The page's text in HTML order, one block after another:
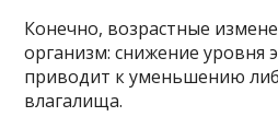
Конечно, возрастные
организм: снижение уровня
приводит к уменьшению
влагалища.